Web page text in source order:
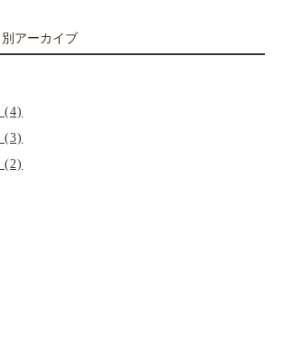
別アーカイブ
(4)
(3)
(2)